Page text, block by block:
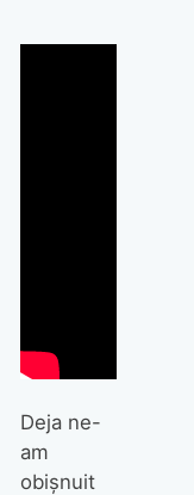
Deja ne-
am
obișnuit